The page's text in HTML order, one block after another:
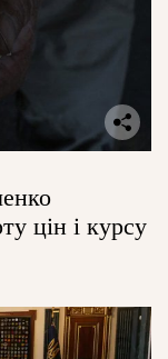
цін і курсу